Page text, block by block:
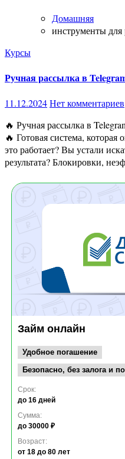
Домашняя
инструменты для
Курсы
Ручная рассылка в
11.12.2024Нет комментариев
🔥 Ручная рассылка в Telegram: Ловите клиентов за копейки!
🔥 Готовая система,
это работает? Вы устали
результата? Блокировки,
Займ онлайн
Удобное погашение
Безопасно, без залога и
Срок:
до 16 дней
Сумма:
до 30000 ₽
Возраст:
от 18 до 80 лет